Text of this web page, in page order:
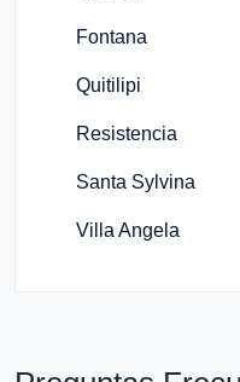
Fontana
Quitilipi
Resistencia
Santa Sylvina
Villa Angela